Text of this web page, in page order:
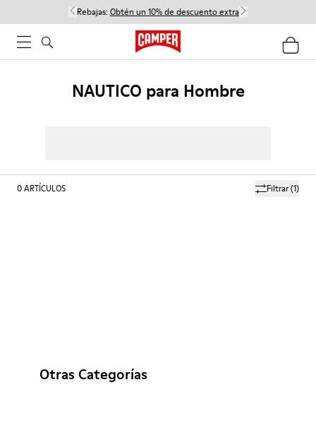
Rebajas: Obtén un 10% de descuento extra
NAUTICO para Hombre
Filtrar(1)
0ARTÍCULOS
Otras Categorías